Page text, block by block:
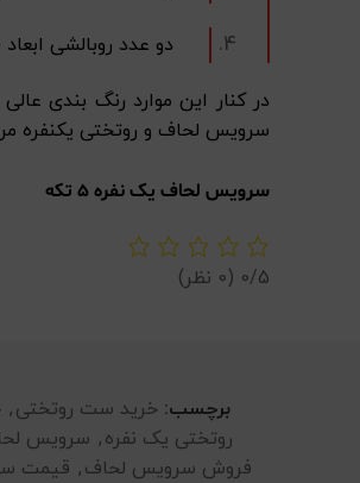
دو عدد روبالشی ابعاد 50×700سانتی متر و با تضمین اصالت کالا بصورت اینترنتی عرضه می شود.
در کنار این موارد رنگ بندی
سرویس لحاف و روتختی یکنفره
سرویس لحاف یک نفره 5 تکه
0/5 (0 نظر)
برچسب: خرید ست روتختی,
روتختی یک نفره, سرویس
فروش سرویس لحاف, قیمت